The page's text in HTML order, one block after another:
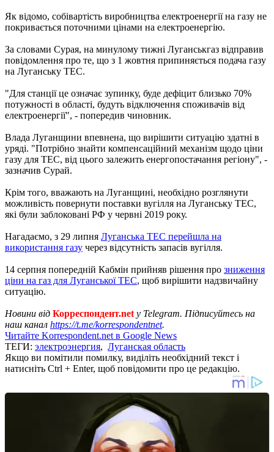
Як відомо, собівартість виробництва електроенергії на газу не
покривається поточними цінами на електроенергію.
За словами Сурая, на минулому тижні Луганськгаз відправив
повідомлення про те, що з 1 жовтня припиняється подача газу
на Луганську ТЕС.
"Для станції це означає зупинку, буде дефіцит близько 70%
потужності в області, будуть відключення споживачів від
електроенергії", - попередив чиновник.
Влада Луганщини впевнена, що вирішити ситуацію здатні в
уряді. "Потрібно знайти компенсаційний механізм щодо ціни
газу для ТЕС, від цього залежить енергопостачання регіону", -
зазначив Сурай.
Крім того, вважають на Луганщині, необхідно розглянути
можливість повернути поставки вугілля на Луганську ТЕС,
які були заблоковані РФ у червні 2019 року.
Нагадаємо, з 29 липня Луганська ТЕС перейшла на
використання газу через відсутність запасів вугілля.
14 серпня попередній Кабмін прийняв рішення про зниження
ціни на газ для Луганської ТЕС, щоб вирішити надзвичайну
ситуацію.
Новини від Корреспондент.net у Telegram. Підписуйтесь на
наш канал https://t.me/korrespondentnet.
Читайте Korrespondent.net в Google News
ТЕГИ: электроэнергия, Луганская область
Якщо ви помітили помилку, виділіть необхідний текст і
натисніть Ctrl + Enter, щоб повідомити про це редакцію.